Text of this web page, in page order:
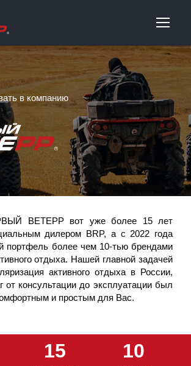
в компанию
ВЕТЕРР вот уже более 15 лет
дилером BRP, а с 2022 года
портфель более чем 10-тью брендами
отдыха. Нашей главной задачей
активного отдыха в России,
от консультации до эксплуатации был
и простым для Вас.
15 10